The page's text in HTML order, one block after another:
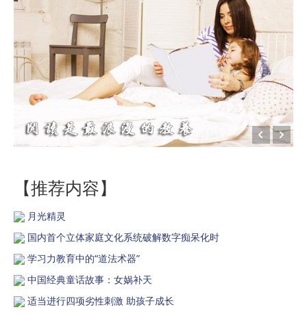
【推荐内容】
月光精灵
国内首个立体家庭文化系统破解数字痴呆化时
学习力教育中的“道法术器”
中国经典童话故事：女娲补天
适当进行四项劣性刺激 助孩子成长